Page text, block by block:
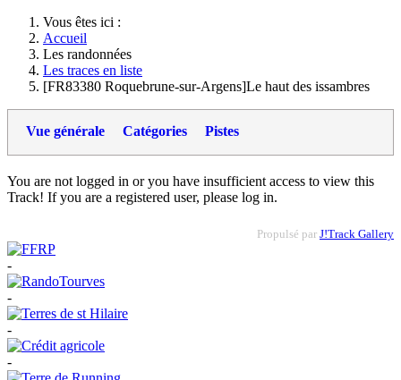
Vous êtes ici :
Accueil
Les randonnées
Les traces en liste
[FR83380 Roquebrune-sur-Argens]Le haut des issambres
Vue générale Catégories Pistes
You are not logged in or you have insufficient access to view this
Track! If you are a registered user, please log in.
Propulsé par J!Track Gallery
-
-
-
-